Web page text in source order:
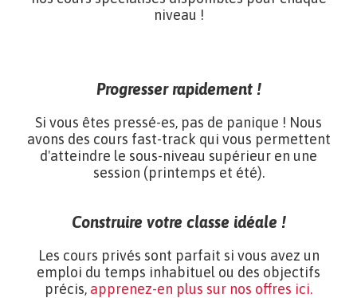
niveau !
Progresser rapidement !
Si vous êtes pressé-es, pas de panique ! Nous
avons des cours fast-track qui vous permettent
d'atteindre le sous-niveau supérieur en une
session (printemps et été).
Construire votre classe idéale !
Les cours privés sont parfait si vous avez un
emploi du temps inhabituel ou des objectifs
précis, apprenez-en plus sur nos offres ici.